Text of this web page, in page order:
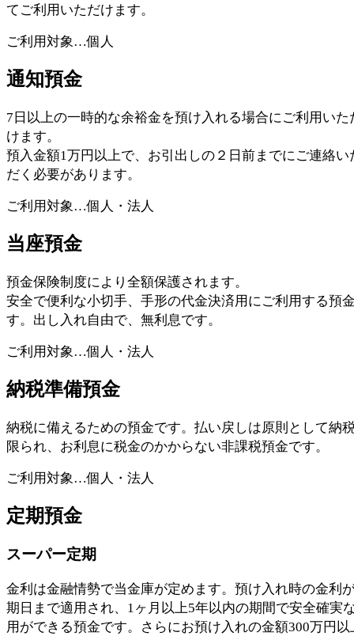
てご利用いただけます。
ご利用対象…個人
通知預金
7日以上の一時的な余裕金を預け入れる場合にご利用いた
けます。
預入金額1万円以上で、お引出しの２日前までにご連絡い
だく必要があります。
ご利用対象…個人・法人
当座預金
預金保険制度により全額保護されます。
安全で便利な小切手、手形の代金決済用にご利用する預
す。出し入れ自由で、無利息です。
ご利用対象…個人・法人
納税準備預金
納税に備えるための預金です。払い戻しは原則として納
限られ、お利息に税金のかからない非課税預金です。
ご利用対象…個人・法人
定期預金
スーパー定期
金利は金融情勢で当金庫が定めます。預け入れ時の金利
期日まで適用され、1ヶ月以上5年以内の期間で安全確実
用ができる預金です。さらにお預け入れの金額300万円以